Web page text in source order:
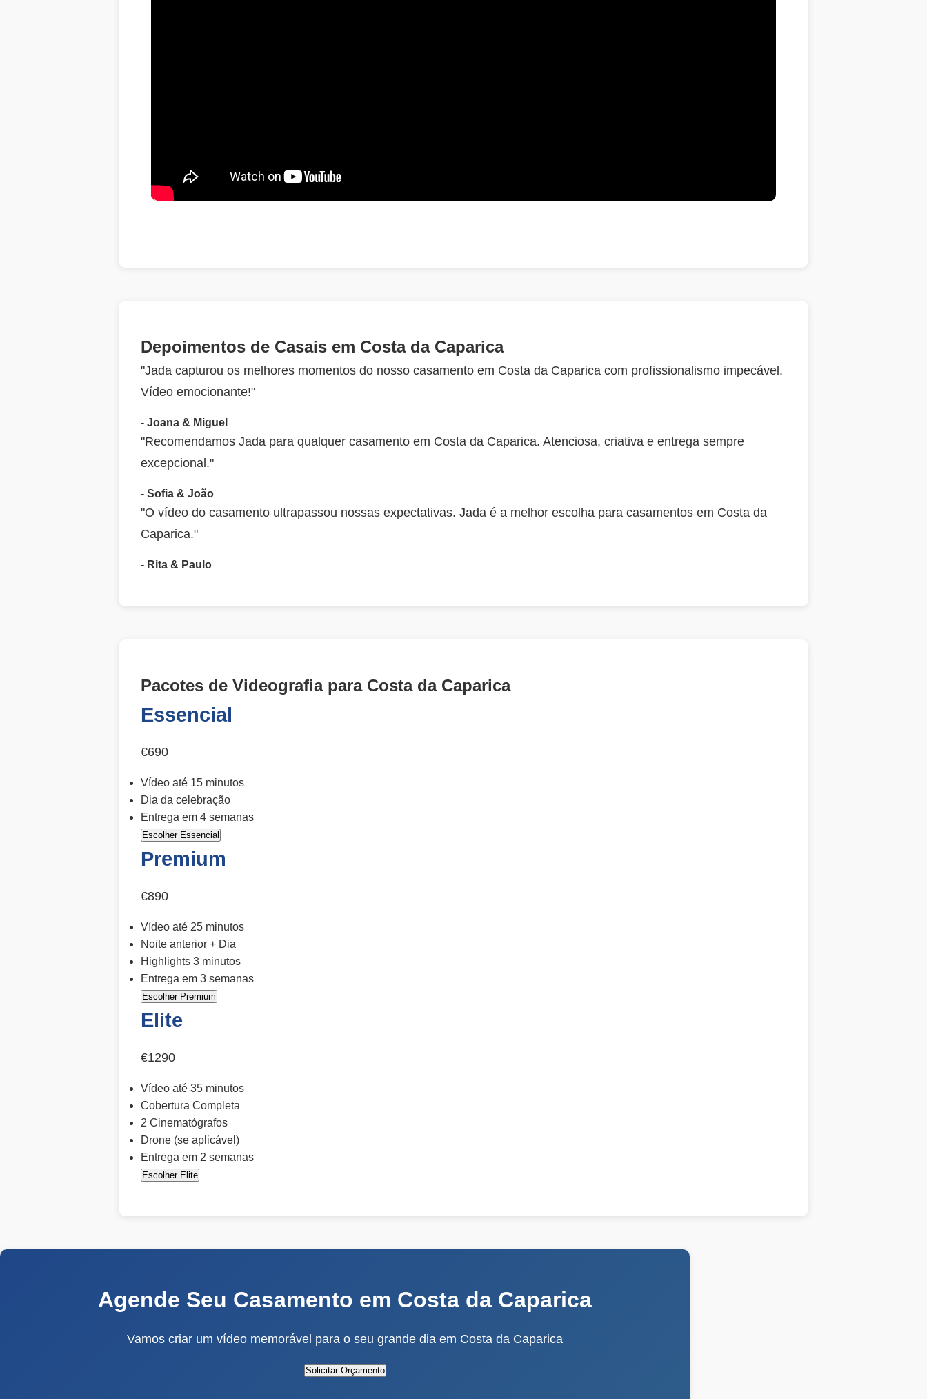
Depoimentos de Casais em Costa da Caparica
"Jada capturou os melhores momentos do nosso casamento em Costa da Caparica com profissionalismo impecável.
Vídeo emocionante!"
- Joana & Miguel
"Recomendamos Jada para qualquer casamento em Costa da Caparica. Atenciosa, criativa e entrega sempre
excepcional."
- Sofia & João
"O vídeo do casamento ultrapassou nossas expectativas. Jada é a melhor escolha para casamentos em Costa da
Caparica."
- Rita & Paulo
Pacotes de Videografia para Costa da Caparica
Essencial
€690
Vídeo até 15 minutos
Dia da celebração
Entrega em 4 semanas
Escolher Essencial
Premium
€890
Vídeo até 25 minutos
Noite anterior + Dia
Highlights 3 minutos
Entrega em 3 semanas
Escolher Premium
Elite
€1290
Vídeo até 35 minutos
Cobertura Completa
2 Cinematógrafos
Drone (se aplicável)
Entrega em 2 semanas
Escolher Elite
Agende Seu Casamento em Costa da Caparica
Vamos criar um vídeo memorável para o seu grande dia em Costa da Caparica
Solicitar Orçamento